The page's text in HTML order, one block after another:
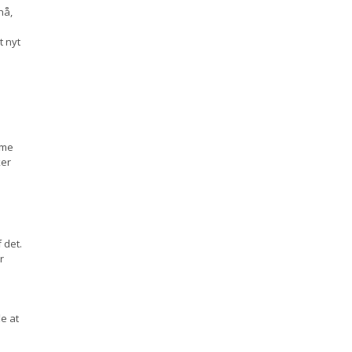
nyt
det.
at